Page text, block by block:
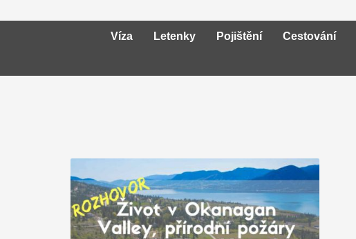
Víza Letenky Pojištění Cestování